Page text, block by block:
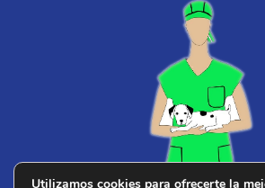
Utilizamos cookies para ofrecerte la